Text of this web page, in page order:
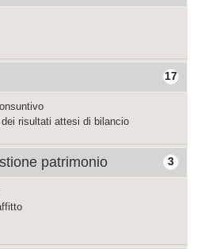
17
risultati attesi di bilancio
3
patrimonio